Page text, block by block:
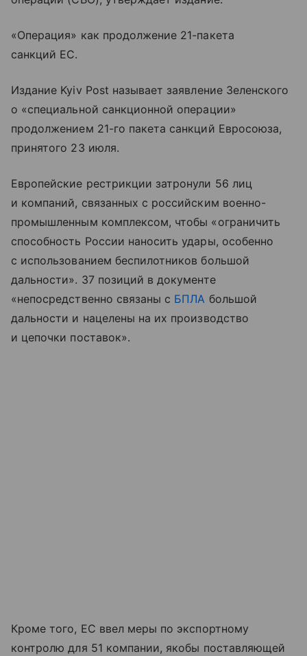
«Операция» как продолжение 21-пакета
санкций ЕС.
Издание Kyiv Post называет заявление Зеленского
о «специальной санкционной операции»
продолжением 21-го пакета санкций Евросоюза,
принятого 23 июля.
Европейские рестрикции затронули 56 лиц
и компаний, связанных с российским военно-
промышленным комплексом, чтобы «ограничить
способность России наносить удары, особенно
с использованием беспилотников большой
дальности». 37 позиций в документе
«непосредственно связаны с БПЛА большой
дальности и нацелены на их производство
и цепочки поставок».
Кроме того, ЕС ввел меры по экспортному
контролю для 51 компании, якобы поставляющей